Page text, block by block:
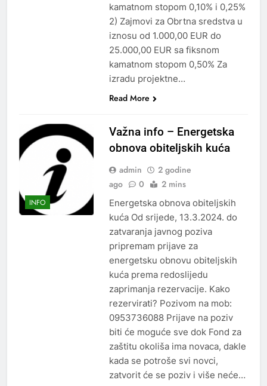
kamatnom stopom 0,10% i 0,25%
2) Zajmovi za Obrtna sredstva u
iznosu od 1.000,00 EUR do
25.000,00 EUR sa fiksnom
kamatnom stopom 0,50% Za
izradu projektne…
Read More
INFO
Važna info – Energetska
obnova obiteljskih kuća
admin
2 godine
ago
0 2 mins
Energetska obnova obiteljskih
kuća Od srijede, 13.3.2024. do
zatvaranja javnog poziva
pripremam prijave za
energetsku obnovu obiteljskih
kuća prema redoslijedu
zaprimanja rezervacije. Kako
rezervirati? Pozivom na mob:
0953736088 Prijave na poziv
biti će moguće sve dok Fond za
zaštitu okoliša ima novaca, dakle
kada se potroše svi novci,
zatvorit će se poziv i više neće…